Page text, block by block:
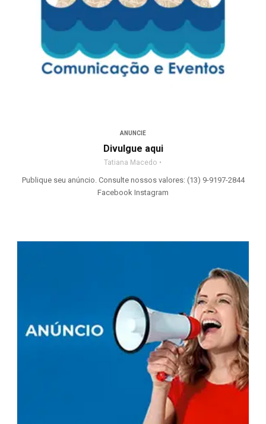
ANUNCIE
Divulgue aqui
Tatiana Macedo
Publique seu anúncio. Consulte nossos valores: (13) 9-9197-2844
Facebook Instagram